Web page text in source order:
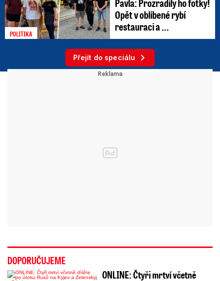
POLITIKA
Pavla: Prozradily ho fotky!
Opět v oblíbené rybí
restauraci a ...
Přejít do speciálu
DOPORUČUJEME
ONLINE: Čtyři mrtví včetně